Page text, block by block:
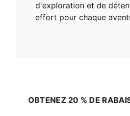
d'exploration et de
effort pour chaque
OBTENEZ 20 % DE